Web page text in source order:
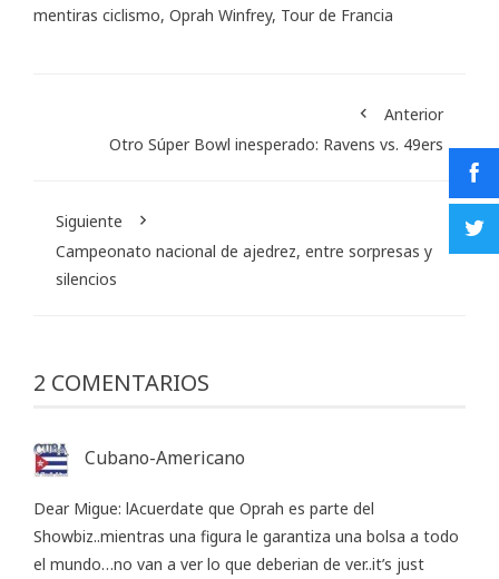
mentiras ciclismo, Oprah Winfrey, Tour de Francia
Anterior
Otro Súper Bowl inesperado: Ravens vs. 49ers
Siguiente
Campeonato nacional de ajedrez, entre sorpresas y
silencios
2 COMENTARIOS
Cubano-Americano
Dear Migue: lAcuerdate que Oprah es parte del
Showbiz..mientras una figura le garantiza una bolsa a todo
el mundo…no van a ver lo que deberian de ver..it’s just